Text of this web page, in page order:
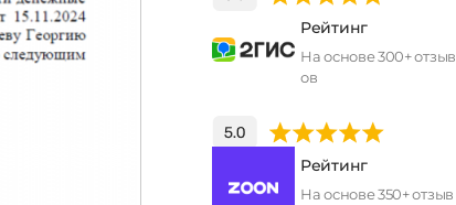
Рейтинг
На основе 300+ отзыв
ов
Рейтинг
На основе 350+ отзыв